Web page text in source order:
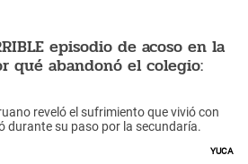
episodio de acoso en la
qué abandonó el colegio:
reveló el sufrimiento que vivió con
durante su paso por la secundaría.
Yuca